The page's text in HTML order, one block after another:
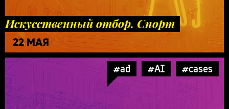
Искусственный отбор. Спорт
22 МАЯ
#ad #AI #cases